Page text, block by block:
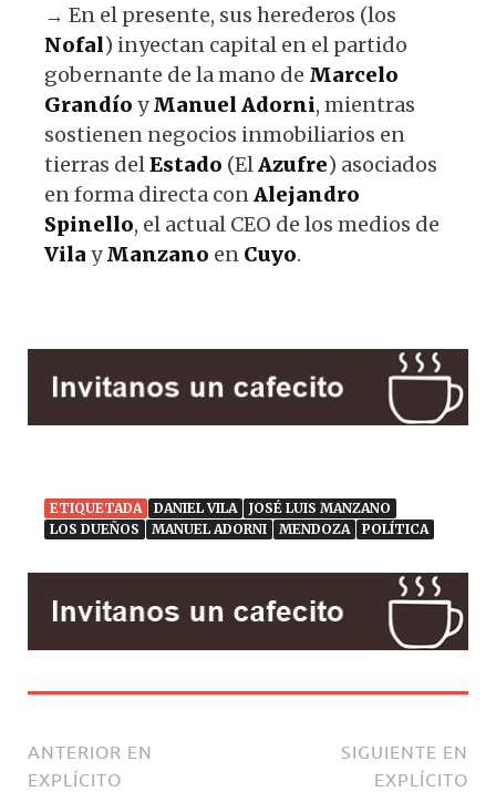
→ En el presente, sus herederos (los
Nofal) inyectan capital en el partido
gobernante de la mano de Marcelo
Grandío yManuel Adorni, mientras
sostienen negocios inmobiliarios en
tierras delEstado (ElAzufre) asociados
en forma directa conAlejandro
Spinello, el actual CEO de los medios de
Vila yManzano en Cuyo.
ETIQUETADA DANIEL VILA
JOSÉ LUIS MANZANO
LOS DUEÑOS
MANUEL ADORNI MENDOZA POLÍTICA
ANTERIOR EN
EXPLÍCITO
SIGUIENTE EN
EXPLÍCITO